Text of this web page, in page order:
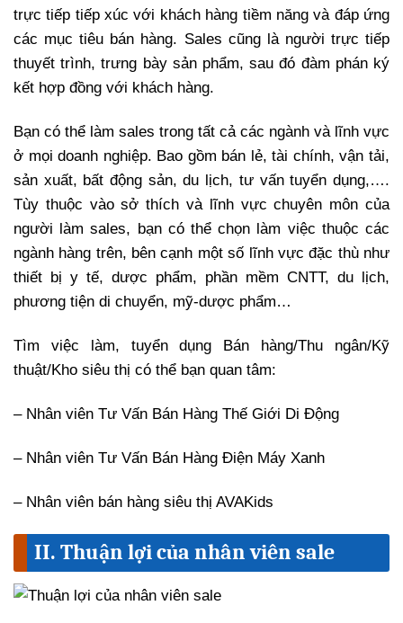
trực tiếp tiếp xúc với khách hàng tiềm năng và đáp ứng
các mục tiêu bán hàng. Sales cũng là người trực tiếp
thuyết trình, trưng bày sản phẩm, sau đó đàm phán ký
kết hợp đồng với khách hàng.
Bạn có thể làm sales trong tất cả các ngành và lĩnh vực
ở mọi doanh nghiệp. Bao gồm bán lẻ, tài chính, vận tải,
sản xuất, bất động sản, du lịch, tư vấn tuyển dụng,….
Tùy thuộc vào sở thích và lĩnh vực chuyên môn của
người làm sales, bạn có thể chọn làm việc thuộc các
ngành hàng trên, bên cạnh một số lĩnh vực đặc thù như
thiết bị y tế, dược phẩm, phần mềm CNTT, du lịch,
phương tiện di chuyển, mỹ-dược phẩm…
Tìm việc làm, tuyển dụng Bán hàng/Thu ngân/Kỹ
thuật/Kho siêu thị có thể bạn quan tâm:
– Nhân viên Tư Vấn Bán Hàng Thế Giới Di Động
– Nhân viên Tư Vấn Bán Hàng Điện Máy Xanh
– Nhân viên bán hàng siêu thị AVAKids
II. Thuận lợi của nhân viên sale